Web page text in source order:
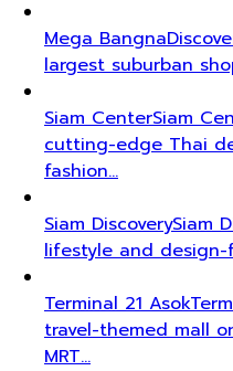
Mega Bangna
largest suburban
Siam CenterSiam
cutting-edge Thai
fashion…
Siam DiscoverySiam
lifestyle and
Terminal 21 Asok
travel-themed mall
MRT…